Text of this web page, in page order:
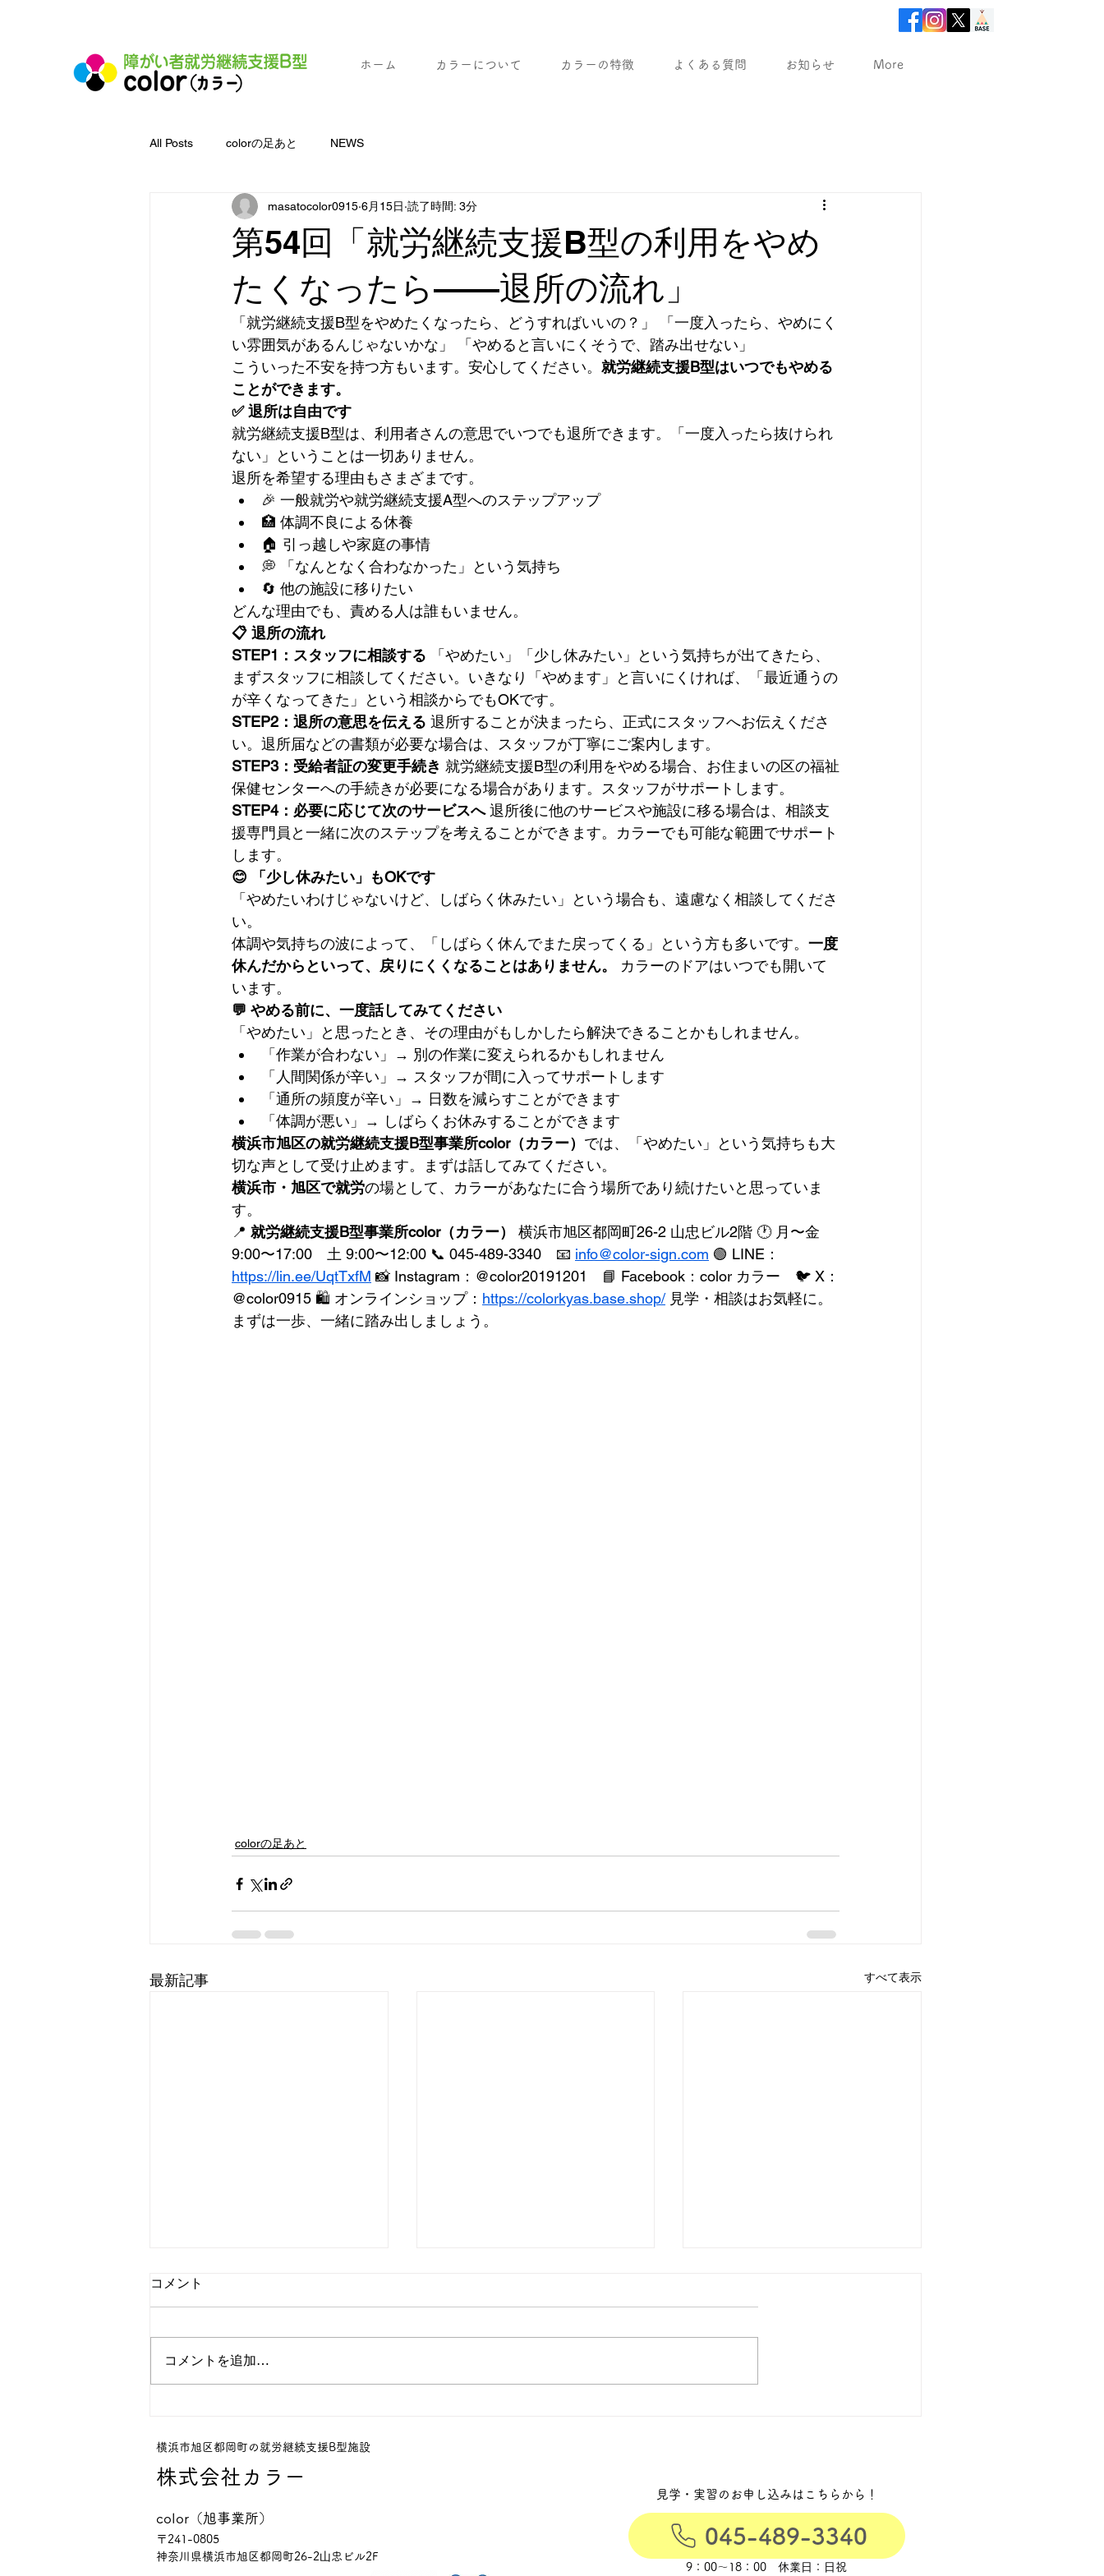
ホーム カラーについて カラーの特徴 よくある質問 お知らせ More
All Posts colorの足あと NEWS
第54回「就労継続支援B型の利用をやめ
たくなったら——退所の流れ」
masatocolor0915 6月15日 読了時間: 3分
「就労継続支援B型をやめたくなったら、どうすればいいの？」 「一度入ったら、やめにく
い雰囲気があるんじゃないかな」 「やめると言いにくそうで、踏み出せない」
こういった不安を持つ方もいます。安心してください。 就労継続支援B型はいつでもやめる
ことができます。
✅ 退所は自由です
就労継続支援B型は、利用者さんの意思でいつでも退所できます。「一度入ったら抜けられ
ない」ということは一切ありません。
退所を希望する理由もさまざまです。
🎉 一般就労や就労継続支援A型へのステップアップ
🏥 体調不良による休養
🏠 引っ越しや家庭の事情
💭 「なんとなく合わなかった」という気持ち
🔄 他の施設に移りたい
どんな理由でも、責める人は誰もいません。
📋 退所の流れ
STEP1：スタッフに相談する 「やめたい」「少し休みたい」という気持ちが出てきたら、
まずスタッフに相談してください。いきなり「やめます」と言いにくければ、「最近通うの
が辛くなってきた」という相談からでもOKです。
STEP2：退所の意思を伝える 退所することが決まったら、正式にスタッフへお伝えくださ
い。退所届などの書類が必要な場合は、スタッフが丁寧にご案内します。
STEP3：受給者証の変更手続き 就労継続支援B型の利用をやめる場合、お住まいの区の福祉
保健センターへの手続きが必要になる場合があります。スタッフがサポートします。
STEP4：必要に応じて次のサービスへ 退所後に他のサービスや施設に移る場合は、相談支
援専門員と一緒に次のステップを考えることができます。カラーでも可能な範囲でサポート
します。
😊 「少し休みたい」もOKです
「やめたいわけじゃないけど、しばらく休みたい」という場合も、遠慮なく相談してくださ
い。
体調や気持ちの波によって、「しばらく休んでまた戻ってくる」という方も多いです。 一度
休んだからといって、戻りにくくなることはありません。
カラーのドアはいつでも開いて
います。
💬 やめる前に、一度話してみてください
「やめたい」と思ったとき、その理由がもしかしたら解決できることかもしれません。
「作業が合わない」→ 別の作業に変えられるかもしれません
「人間関係が辛い」→ スタッフが間に入ってサポートします
「通所の頻度が辛い」→ 日数を減らすことができます
「体調が悪い」→ しばらくお休みすることができます
横浜市旭区の就労継続支援B型事業所color（カラー） では、「やめたい」という気持ちも大
切な声として受け止めます。まずは話してみてください。
横浜市・旭区で就労の場として、カラーがあなたに合う場所であり続けたいと思っていま
す。
📍 就労継続支援B型事業所color（カラー）
横浜市旭区都岡町26-2 山忠ビル2階 🕐 月〜金
9:00〜17:00　土 9:00〜12:00 📞 045-489-3340　📧 info@color-sign.com 🟢 LINE：
https://lin.ee/UqtTxfM 📸 Instagram：@color20191201　📘 Facebook：color カラー　🐦 X：
@color0915 🛍️ オンラインショップ： https://colorkyas.base.shop/ 見学・相談はお気軽に。
まずは一歩、一緒に踏み出しましょう。
colorの足あと
最新記事 すべて表示
夫です。」
コメント
コメントを追加…
横浜市旭区都岡町の就労継続支援B型施設
株式会社カラー
color（旭事業所）
〒241-0805
神奈川県横浜市旭区都岡町26-2⼭忠ビル2F
見学・実習のお申し込みはこちらから！
045-489-3340
9：00〜18：00 休業⽇：⽇祝